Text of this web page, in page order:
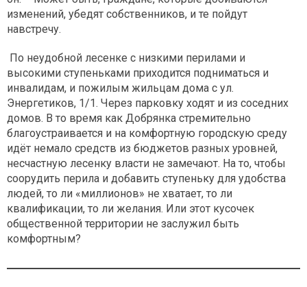
изменений, убедят собственников, и те пойдут
навстречу.
По неудобной лесенке с низкими перилами и
высокими ступеньками приходится подниматься и
инвалидам, и пожилым жильцам дома с ул.
Энергетиков, 1/1. Через парковку ходят и из соседних
домов. В то время как Добрянка стремительно
благоустраивается и на комфортную городскую среду
идёт немало средств из бюджетов разных уровней,
несчастную лесенку власти не замечают. На то, чтобы
соорудить перила и добавить ступеньку для удобства
людей, то ли «миллионов» не хватает, то ли
квалификации, то ли желания. Или этот кусочек
общественной территории не заслужил быть
комфортным?